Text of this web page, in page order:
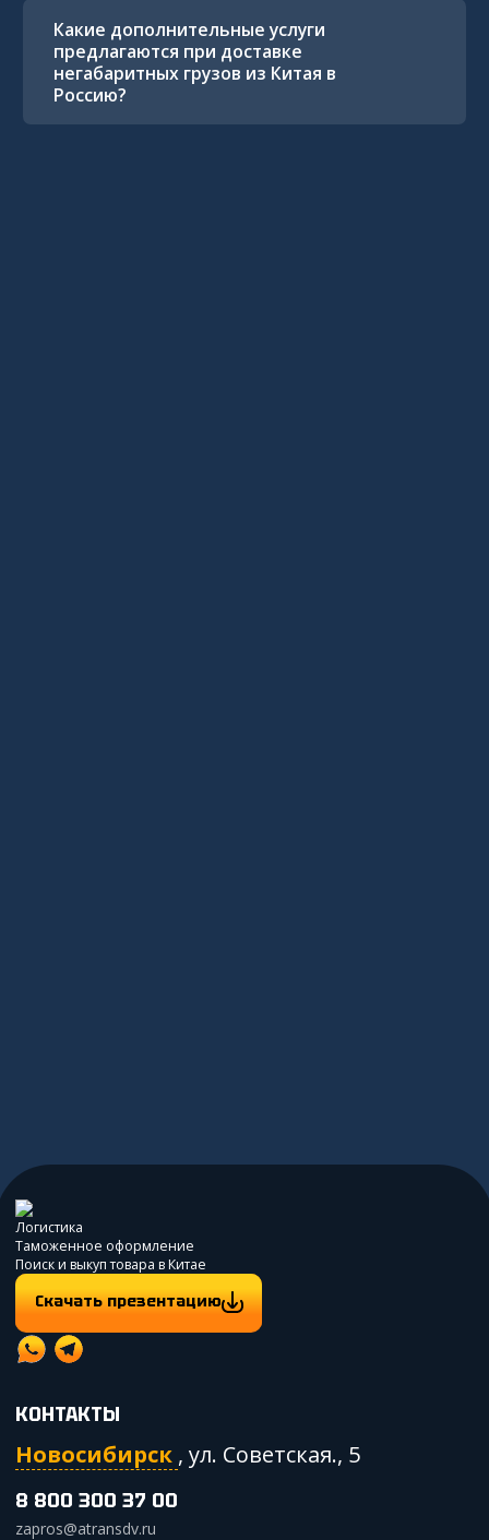
Какие дополнительные услуги
предлагаются при доставке
негабаритных грузов из Китая в
Россию?
Логистика
Таможенное оформление
Поиск и выкуп товара в Китае
Скачать презентацию
КОНТАКТЫ
Новосибирск , ул. Советская., 5
8 800 300 37 00
zapros@atransdv.ru